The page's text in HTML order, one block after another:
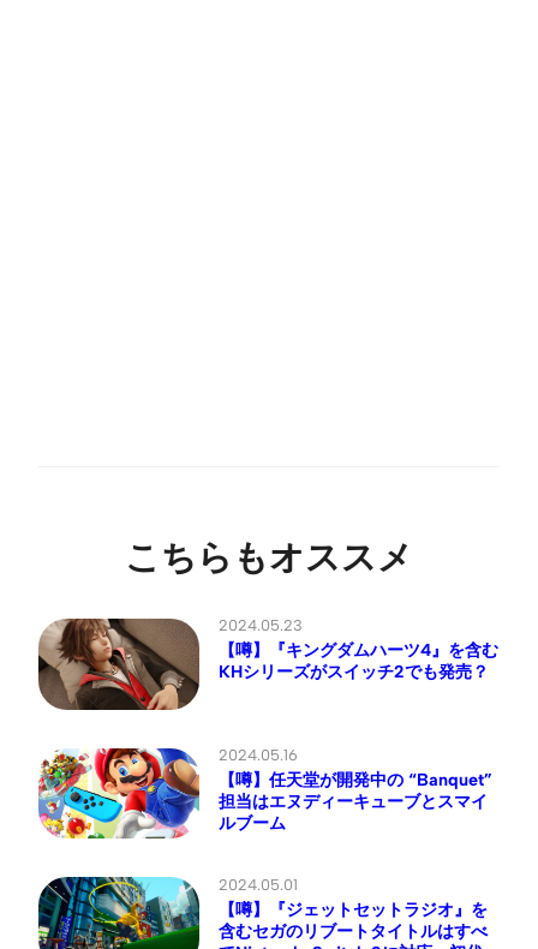
こちらもオススメ
2024.05.23
【噂】『キングダムハーツ4』を含む
KHシリーズがスイッチ2でも発売？
2024.05.16
【噂】任天堂が開発中の “Banquet”
担当はエヌディーキューブとスマイ
ルブーム
2024.05.01
【噂】『ジェットセットラジオ』を
含むセガのリブートタイトルはすべ